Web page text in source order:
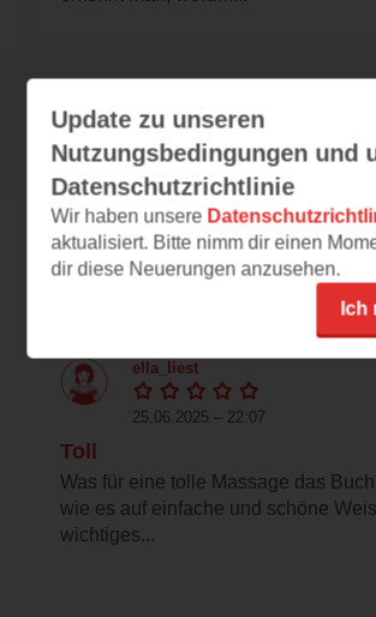
Alle 66 Rezensionen
ella_liest
25.06.2025 – 22:07
Toll
Was für eine tolle Massage das Buch
wie es auf einfache und schöne
wichtiges...
Update zu unseren
Nutzungsbedingungen und
Datenschutzrichtlinie
Wir haben unsere
aktualisiert. Bitte nimm dir einen
dir diese Neuerungen anzusehen.
Ich